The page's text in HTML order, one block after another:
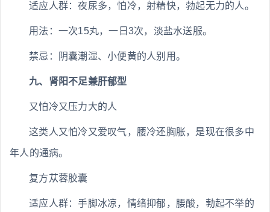
适应人群：夜尿多，怕冷，射精快，勃起无力的人。
用法：一次15丸，一日3次，淡盐水送服。
禁忌：阴囊潮湿、小便黄的人别用。
九、肾阳不足兼肝郁型
又怕冷又压力大的人
这类人又怕冷又爱叹气，腰冷还胸胀，是现在很多中
年人的通病。
复方苁蓉胶囊
适应人群：手脚冰凉，情绪抑郁，腰酸，勃起不举的